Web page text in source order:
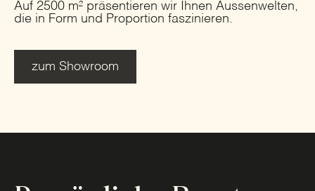
Auf 2500 m² präsentieren wir Ihnen Aussenwelten,
die in Form und Proportion faszinieren.
zum Showroom